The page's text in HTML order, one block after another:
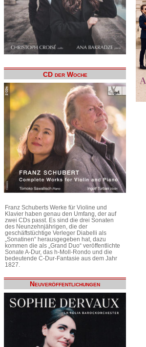
CD der Woche
Franz Schuberts Werke für Violine und
Klavier haben genau den Umfang, der auf
zwei CDs passt. Es sind die drei Sonaten
des Neunzehnjährigen, die der
geschäftstüchtige Verleger Diabelli als
„Sonatinen“ herausgegeben hat, dazu
kommen die als „Grand Duo“ veröffentlichte
Sonate A-Dur, das h-Moll-Rondo und die
bedeutende C-Dur-Fantasie aus dem Jahr
1827.
Neuveröffentlichungen